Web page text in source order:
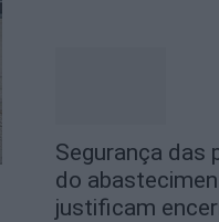
Segurança das
do
justificam